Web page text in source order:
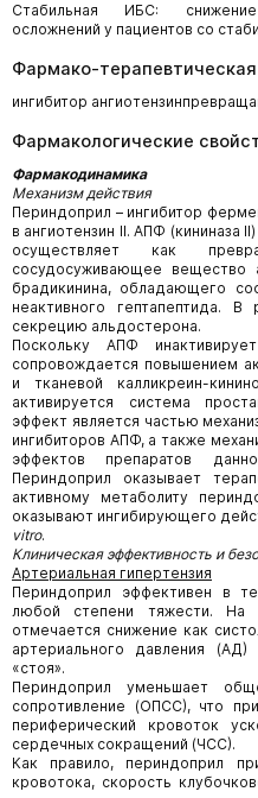
Стабильная ИБС:
осложнений у пациентов со
Фармако-терапевтическая
ингибитор
Фармакологические
Фармакодинамика
Механизм действия
Периндоприл – ингибитор
в ангиотензин II. АПФ (кининаза
осуществляет как
сосудосуживающее вещество
брадикинина, обладающего
неактивного гептапептида. В
секрецию альдостерона.
Поскольку АПФ
сопровождается повышением
и тканевой калликреин-
активируется система
эффект является частью
ингибиторов АПФ, а также
эффектов препаратов
Периндоприл оказывает
активному метаболиту
оказывают ингибирующего
vitro.
Клиническая эффективность и
Артериальная гипертензия
Периндоприл эффективен в
любой степени тяжести. На
отмечается снижение как
артериального давления
«стоя».
Периндоприл уменьшает
сопротивление (ОПСС), что
периферический кровоток
сердечных сокращений (ЧСС).
Как правило, периндоприл
кровотока, скорость